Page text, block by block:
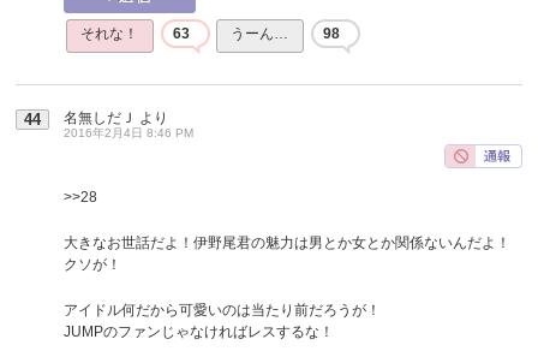
それな！ 63 うーん… 98
44 名無しだＪ より
2016年2月4日 8:46 PM
>>28
大きなお世話だよ！伊野尾君の魅力は男とか女とか関係ないんだよ！
クソが！
アイドル何だから可愛いのは当たり前だろうが！
JUMPのファンじゃなければレスするな！